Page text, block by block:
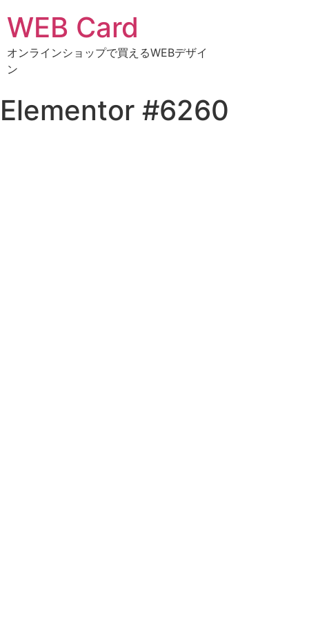
WEB Card
オンラインショップで買えるWEBデザイ
ン
Elementor #6260